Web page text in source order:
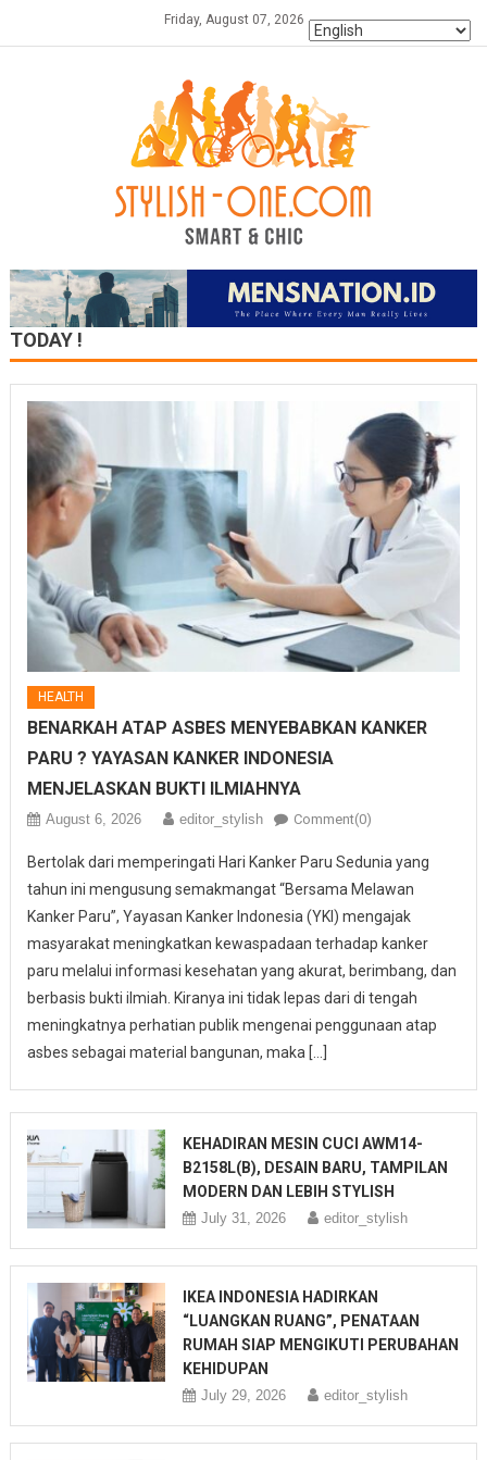
Friday, August 07, 2026
TODAY !
HEALTH
BENARKAH ATAP ASBES MENYEBABKAN KANKER
PARU ? YAYASAN KANKER INDONESIA
MENJELASKAN BUKTI ILMIAHNYA
August 6, 2026 editor_stylish Comment(0)
Bertolak dari memperingati Hari Kanker Paru Sedunia yang
tahun ini mengusung semakmangat “Bersama Melawan
Kanker Paru”, Yayasan Kanker Indonesia (YKI) mengajak
masyarakat meningkatkan kewaspadaan terhadap kanker
paru melalui informasi kesehatan yang akurat, berimbang, dan
berbasis bukti ilmiah. Kiranya ini tidak lepas dari di tengah
meningkatnya perhatian publik mengenai penggunaan atap
asbes sebagai material bangunan, maka […]
KEHADIRAN MESIN CUCI AWM14-
B2158L(B), DESAIN BARU, TAMPILAN
MODERN DAN LEBIH STYLISH
July 31, 2026 editor_stylish
IKEA INDONESIA HADIRKAN
“LUANGKAN RUANG”, PENATAAN
RUMAH SIAP MENGIKUTI PERUBAHAN
KEHIDUPAN
July 29, 2026 editor_stylish